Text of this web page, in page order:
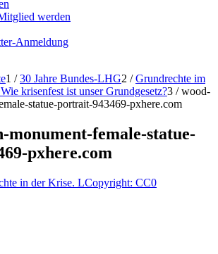
werden
Anmeldung
1 / 30 Jahre Bundes-LHG2 / Grundrechte im
krisenfest ist unser Grundgesetz?3 / wood-
statue-portrait-943469-pxhere.com
monument-female-statue-
pxhere.com